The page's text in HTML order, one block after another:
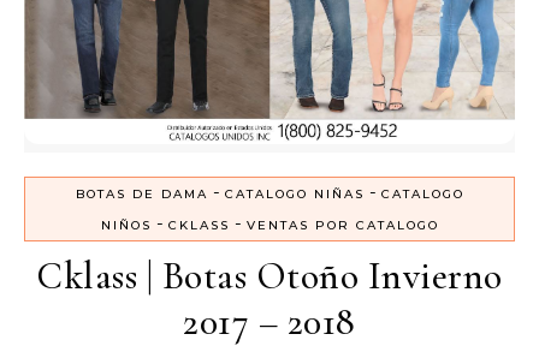
BOTAS DE DAMA - CATALOGO NIÑAS - CATALOGO
NIÑOS - CKLASS - VENTAS POR CATALOGO
Cklass | Botas Otoño Invierno
2017 – 2018